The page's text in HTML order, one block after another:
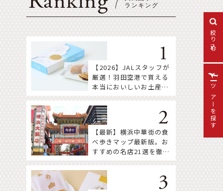
絞り込む
【2026】JALスタッフが
厳選！羽田空港で買える
本当においしいお土産18
【最新】横浜中華街の食
べ歩きマップ最新版。お
すすめの名店21選を徹底
ツアーを探す